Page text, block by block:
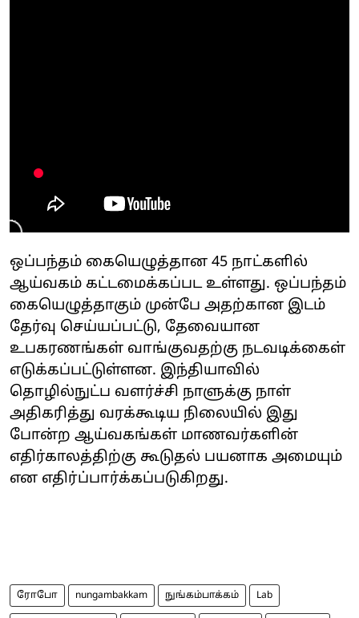
ஒப்பந்தம் கையெழுத்தான 45 நாட்களில்
ஆய்வகம் கட்டமைக்கப்பட உள்ளது. ஒப்பந்தம்
கையெழுத்தாகும் முன்பே அதற்கான இடம்
தேர்வு செய்யப்பட்டு, தேவையான
உபகரணங்கள் வாங்குவதற்கு நடவடிக்கைள்
எடுக்கப்பட்டுள்ளன. இந்தியாவில்
தொழில்நுட்ப வளர்ச்சி நாளுக்கு நாள்
அதிகரித்து வரக்கூடிய நிலையில் இது
போன்ற ஆய்வகங்கள் மாணவர்களின்
எதிர்காலத்திற்கு கூடுதல் பயனாக அமையும்
என எதிர்ப்பார்க்கப்படுகிறது.
ரோபோ nungambakkam நுங்கம்பாக்கம் Lab